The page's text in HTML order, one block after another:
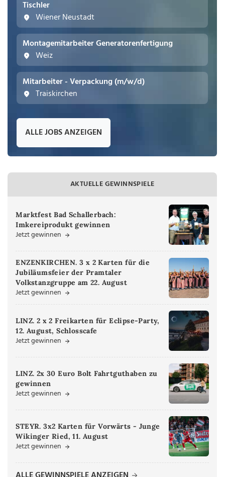
Tischler
Wiener Neustadt
Montagemitarbeiter Generatorenfertigung
Weiz
Mitarbeiter - Verpackung (m/w/d)
Traiskirchen
ALLE JOBS ANZEIGEN
AKTUELLE GEWINNSPIELE
Marktfest Bad Schallerbach:
Imkereiprodukt gewinnen
Jetzt gewinnen
ENZENKIRCHEN. 3 x 2 Karten für die
Jubiläumsfeier der Pramtaler
Volkstanzgruppe am 22. August
Jetzt gewinnen
LINZ. 2 x 2 Freikarten für Eclipse-Party,
12. August, Schlosscafe
Jetzt gewinnen
LINZ. 2x 30 Euro Bolt Fahrtguthaben zu
gewinnen
Jetzt gewinnen
STEYR. 3x2 Karten für Vorwärts - Junge
Wikinger Ried, 11. August
Jetzt gewinnen